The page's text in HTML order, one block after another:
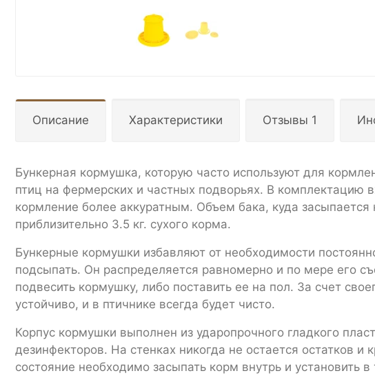
Описание Характеристики Отзывы 1
Бункерная кормушка, которую часто используют для
птиц на фермерских и частных подворьях. В комплектацию
кормление более аккуратным. Объем бака, куда засыпается
приблизительно 3.5 кг. сухого корма.
Бункерные кормушки избавляют от необходимости
подсыпать. Он распределяется равномерно и по мере его
подвесить кормушку, либо поставить ее на пол. За счет
устойчиво, и в птичнике всегда будет чисто.
Корпус кормушки выполнен из ударопрочного гладкого
дезинфекторов. На стенках никогда не остается остатков
состояние необходимо засыпать корм внутрь и установить